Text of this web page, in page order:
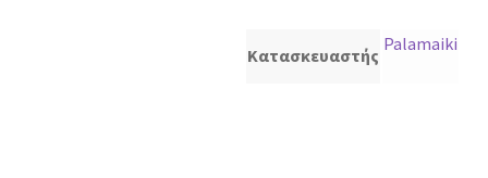
Κατασκευαστής
Palamaiki